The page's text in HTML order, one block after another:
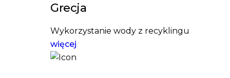
Grecja
Wykorzystanie wody z recyklingu
więcej